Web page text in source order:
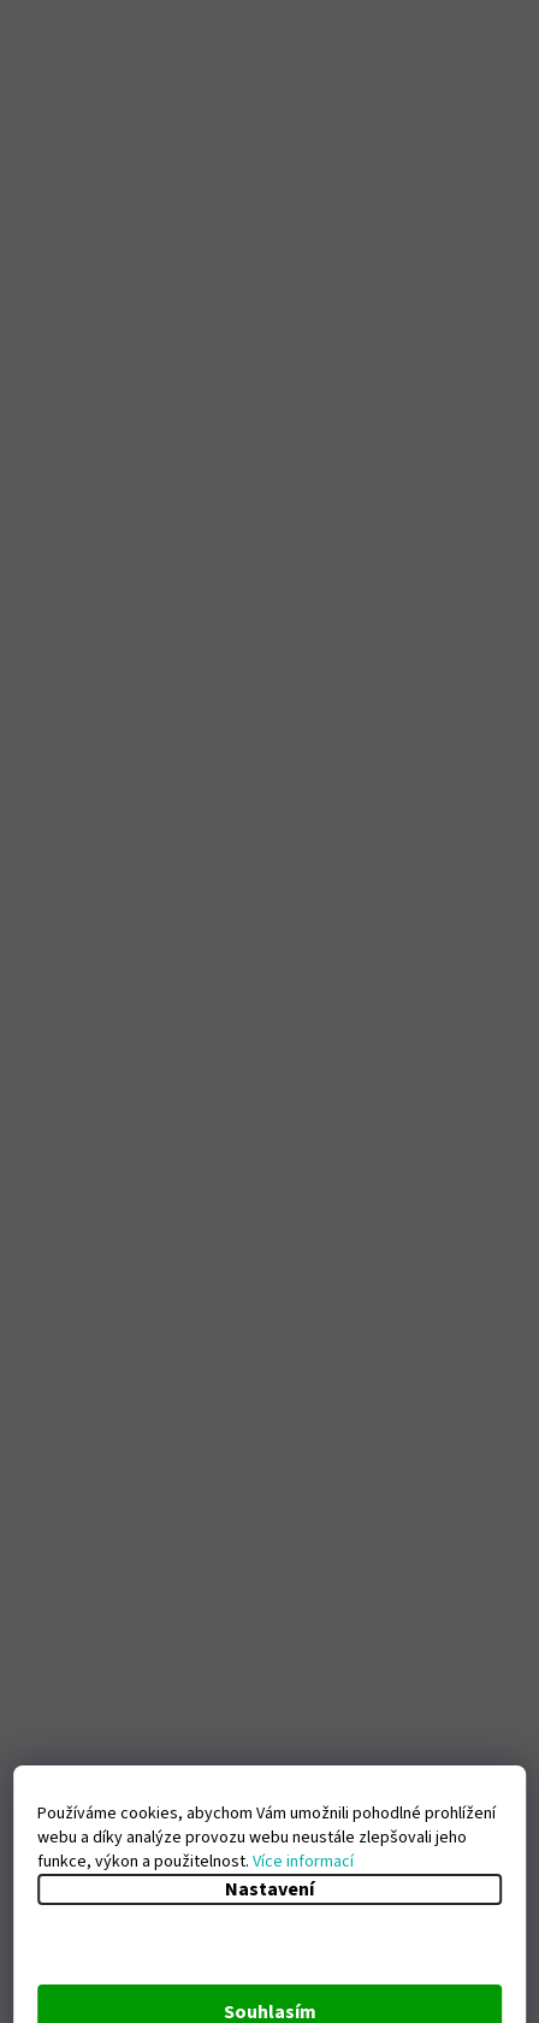
Používáme cookies, abychom Vám umožnili pohodlné prohlížení
webu a díky analýze provozu webu neustále zlepšovali jeho
funkce, výkon a použitelnost.Více informací
Nastavení
Souhlasím